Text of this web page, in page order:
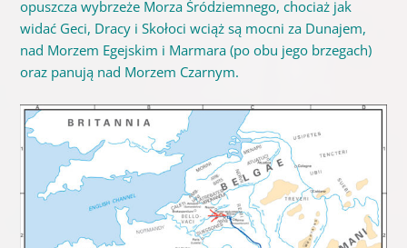
opuszcza wybrzeże Morza Śródziemnego, chociaż jak
widać Geci, Dracy i Skołoci wciąż są mocni za Dunajem,
nad Morzem Egejskim i Marmara (po obu jego brzegach)
oraz panują nad Morzem Czarnym.